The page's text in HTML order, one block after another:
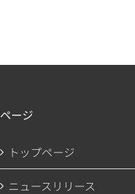
ページ
トップページ
ニュースリリース